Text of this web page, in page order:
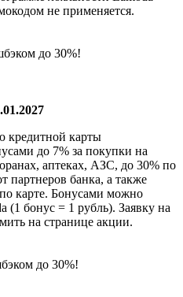
не применяется.
до 30%!
кредитной карты
до 7% за покупки на
аптеках, АЗС, до 30% по
партнеров банка, а также
карте. Бонусами можно
(1 бонус = 1 рубль). Заявку на
на странице акции.
до 30%!